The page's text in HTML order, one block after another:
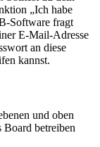
„Ich habe
Software fragt
E-Mail-Adresse
an diese
kannst.
und oben
Board betreiben